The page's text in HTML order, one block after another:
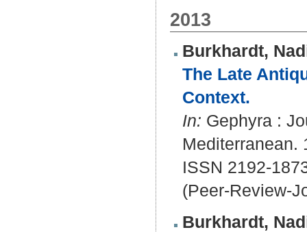
2013
Burkhardt,
The Late
Context.
In: Gephyra :
Mediterranean.
ISSN 2192-
(Peer-Review-
Burkhardt,